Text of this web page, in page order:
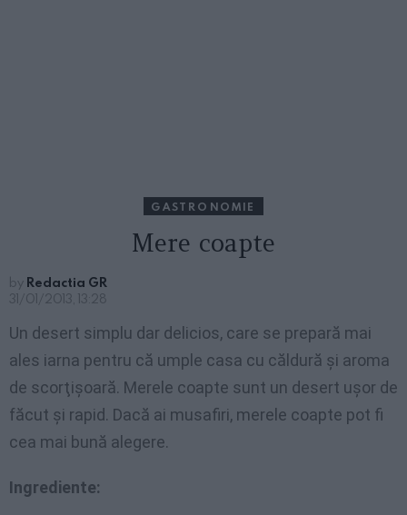
GASTRONOMIE
Mere coapte
by Redactia GR
31/01/2013, 13:28
Un desert simplu dar delicios, care se prepară mai
ales iarna pentru că umple casa cu căldură şi aroma
de scorţişoară. Merele coapte sunt un desert uşor de
făcut şi rapid. Dacă ai musafiri, merele coapte pot fi
cea mai bună alegere.
Ingrediente: